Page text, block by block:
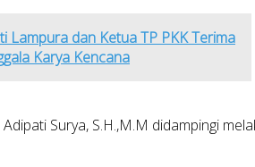
Lampura dan Ketua TP PKK Terima
Karya Kencana
Surya, S.H.,M.M didampingi